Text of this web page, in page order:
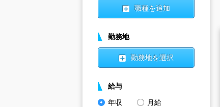
職種を追加
勤務地
勤務地を選択
給与
年収
月給